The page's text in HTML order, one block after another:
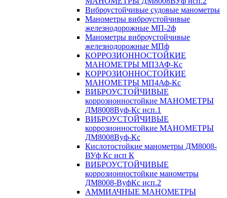
Виброустойчивые судовые манометры
Манометры виброустойчивые
железнодорожные МП-2ф
Манометры виброустойчивые
железнодорожные МПф
КОРРОЗИОННОСТОЙКИЕ
МАНОМЕТРЫ МП3АФ-Кс
КОРРОЗИОННОСТОЙКИЕ
МАНОМЕТРЫ МП4Аф-Кс
ВИБРОУСТОЙЧИВЫЕ
коррозионностойкие МАНОМЕТРЫ
ДМ8008Вуф-Кс исп.1
ВИБРОУСТОЙЧИВЫЕ
коррозионностойкие МАНОМЕТРЫ
ДМ8008Вуф-Кс
Кислотостойкие манометры ДМ8008-
ВУф Кс исп К
ВИБРОУСТОЙЧИВЫЕ
коррозионностойкие манометры
ДМ8008-ВуфКс исп.2
АММИАЧНЫЕ МАНОМЕТРЫ